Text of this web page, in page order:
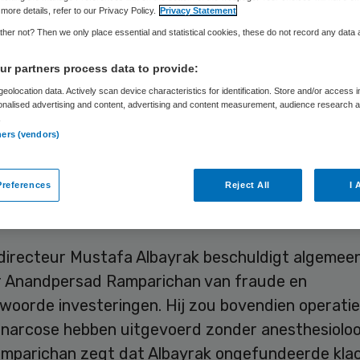
conflict tussen de twee directeuren is
het faillissement van de Bredase privékliniek
Met name Van Lanschot Bankiers dreigt de dupe
Karst Folkerts schrijft dat in zijn eerste
Mustafa Albayrak beschuldigt
Ramparichan van fraude en
investeringen. Hij zou bovendien
hebben uitgevoerd zonder
zegt dat Albayrak ongefundeerde
details, refer to our Privacy Policy.
Privacy Statement
not? Then we only place essential and statistical cookies, these do not record any data
partners process data to provide:
data. Actively scan device characteristics for identification. Store and/or access
advertising and content, advertising and content measurement, audience research
(vendors)
Reject All I